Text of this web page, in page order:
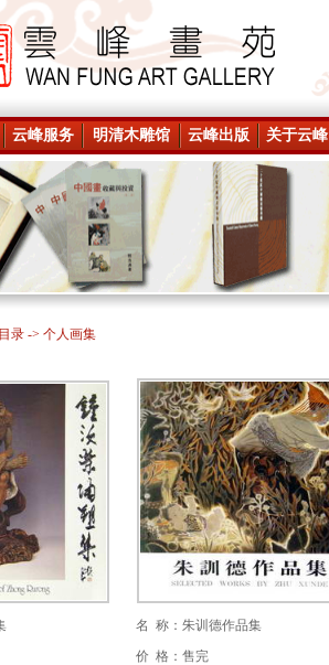
云峰服务 明清木雕馆 云峰出版 关于云峰
录 -> 个人画集
名 称：朱训德作品集
价 格：售完